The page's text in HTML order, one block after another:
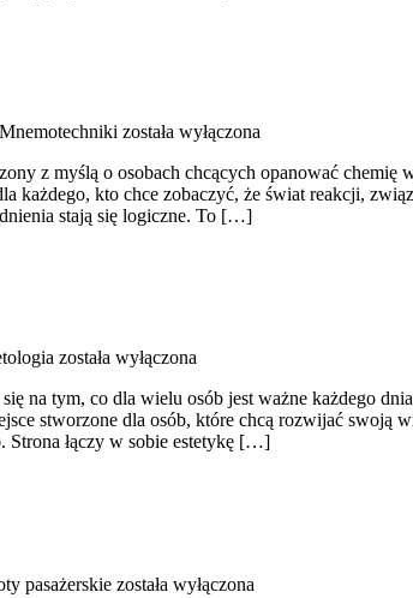
została wyłączona
z myślą o osobach chcących opanować
każdego, kto chce zobaczyć, że świat reakcji,
stają się logiczne. To […]
została wyłączona
na tym, co dla wielu osób jest ważne każdego
stworzone dla osób, które chcą rozwijać swoją
Strona łączy w sobie estetykę […]
pasażerskie została wyłączona